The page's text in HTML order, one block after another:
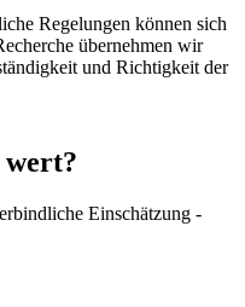
Regelungen können sich
übernehmen wir
und Richtigkeit der
Einschätzung -